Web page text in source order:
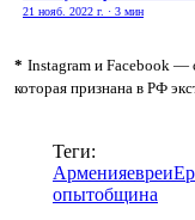
21 нояб. 2022 г. · 3 мин
* Instagram и Facebook —
которая признана в РФ
Теги:
Арменияевреи
опытобщина